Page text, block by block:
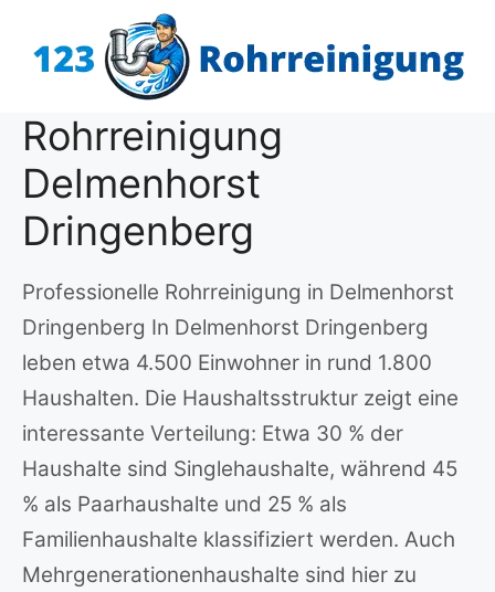
Inhalt
Rohrreinigung
Delmenhorst
Dringenberg
Professionelle Rohrreinigung in Delmenhorst
Dringenberg In Delmenhorst Dringenberg
leben etwa 4.500 Einwohner in rund 1.800
Haushalten. Die Haushaltsstruktur zeigt eine
interessante Verteilung: Etwa 30 % der
Haushalte sind Singlehaushalte, während 45
% als Paarhaushalte und 25 % als
Familienhaushalte klassifiziert werden. Auch
Mehrgenerationenhaushalte sind hier zu